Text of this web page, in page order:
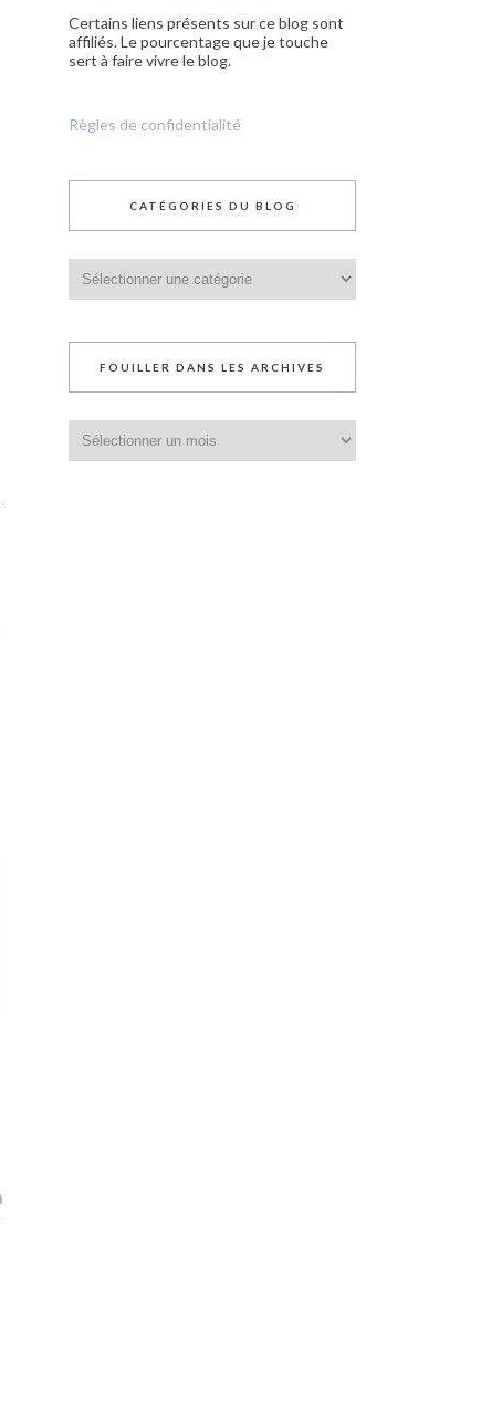
Certains liens présents sur ce blog sont
affiliés. Le pourcentage que je touche
sert à faire vivre le blog.
Règles de confidentialité
CATÉGORIES DU BLOG
du
blog
FOUILLER DANS LES ARCHIVES
dans
les